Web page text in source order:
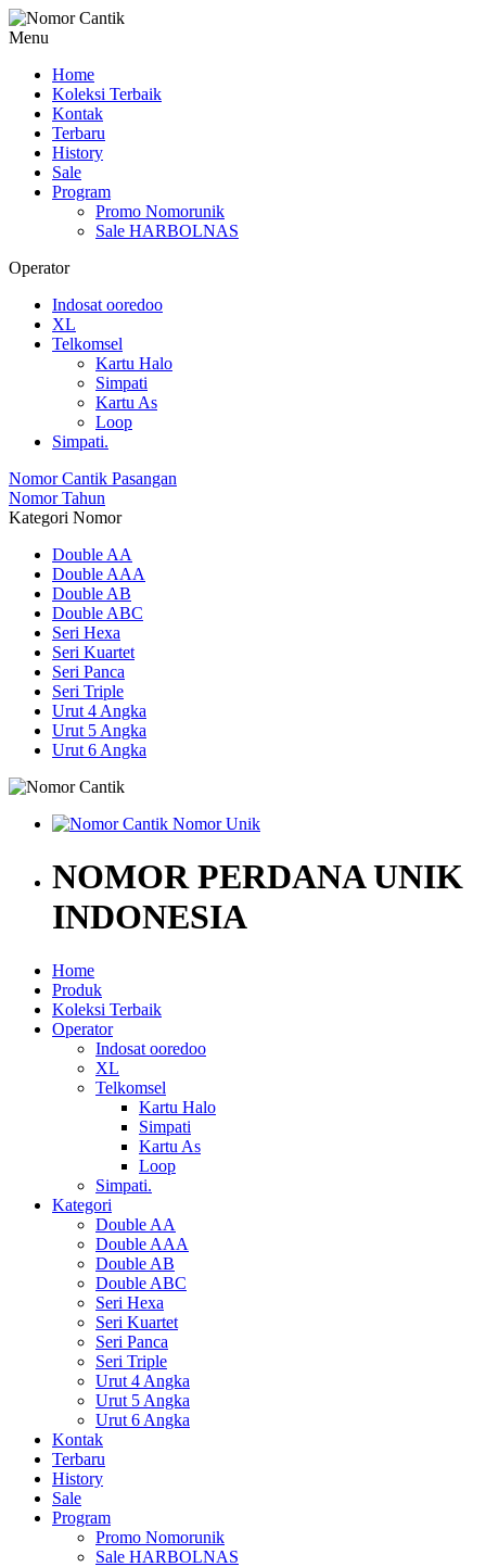
Menu
Home
Koleksi Terbaik
Kontak
Terbaru
History
Sale
Program
Promo Nomorunik
Sale HARBOLNAS
Operator
Indosat ooredoo
XL
Telkomsel
Kartu Halo
Simpati
Kartu As
Loop
Simpati.
Nomor Cantik Pasangan
Nomor Tahun
Kategori Nomor
Double AA
Double AAA
Double AB
Double ABC
Seri Hexa
Seri Kuartet
Seri Panca
Seri Triple
Urut 4 Angka
Urut 5 Angka
Urut 6 Angka
NOMOR PERDANA UNIK
INDONESIA
Home
Produk
Koleksi Terbaik
Operator
Indosat ooredoo
XL
Telkomsel
Kartu Halo
Simpati
Kartu As
Loop
Simpati.
Kategori
Double AA
Double AAA
Double AB
Double ABC
Seri Hexa
Seri Kuartet
Seri Panca
Seri Triple
Urut 4 Angka
Urut 5 Angka
Urut 6 Angka
Kontak
Terbaru
History
Sale
Program
Promo Nomorunik
Sale HARBOLNAS